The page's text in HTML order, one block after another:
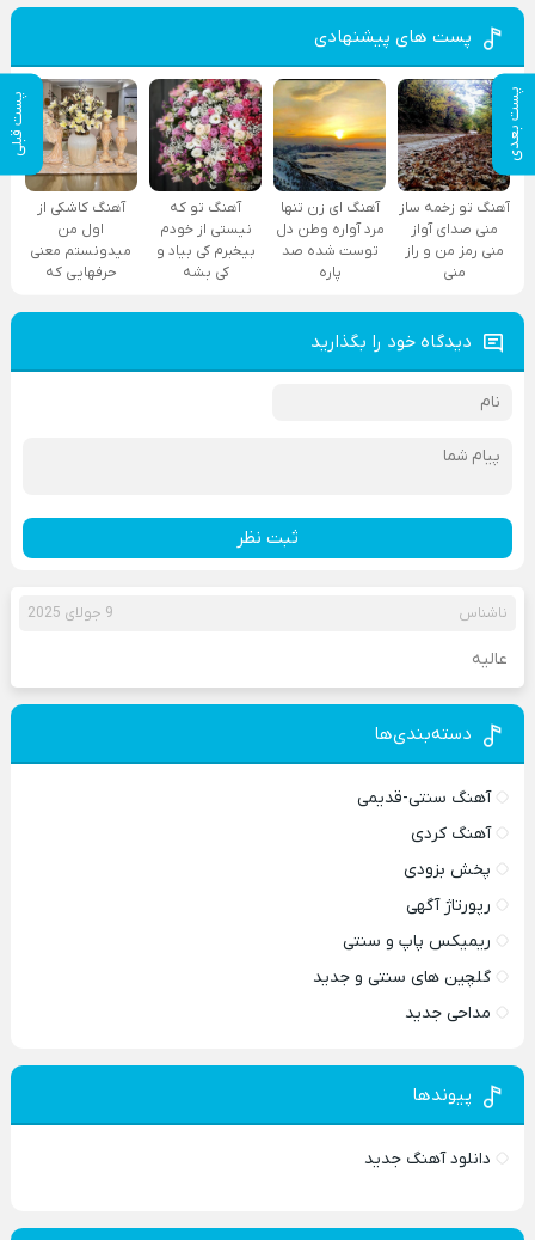
پست بعدی پست قبلی
پست های پیشنهادی
آهنگ تو زخمه ساز
منی صدای آواز
منی رمز من و راز
منی
آهنگ ای زن تنها
مرد آواره وطن دل
توست شده صد
پاره
آهنگ تو که
نیستی از خودم
بیخبرم کی بیاد و
کی بشه
آهنگ کاشکی از
اول من
میدونستم معنی
حرفهایی که
دیدگاه خود را بگذارید
ثبت نظر
ناشناس 9 جولای 2025
عالیه
دسته‌بندی‌ها
آهنگ سنتی-قدیمی
آهنگ کردی
پخش بزودی
رپورتاژ آگهی
ریمیکس پاپ و سنتی
گلچین های سنتی و جدید
مداحی جدید
پیوندها
دانلود آهنگ جدید